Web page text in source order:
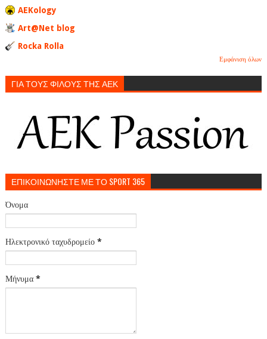
AEKology
Art@Net blog
Rocka Rolla
Εμφάνιση όλων
ΓΙΑ ΤΟΥΣ ΦΙΛΟΥΣ ΤΗΣ ΑΕΚ
ΕΠΙΚΟΙΝΩΝΗΣΤΕ ΜΕ ΤΟ SPORT 365
Όνομα
Ηλεκτρονικό ταχυδρομείο *
Μήνυμα *